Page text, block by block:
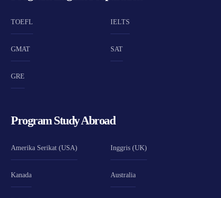
TOEFL IELTS
GMAT SAT
GRE
Program Study Abroad
Amerika Serikat (USA) Inggris (UK)
Kanada Australia